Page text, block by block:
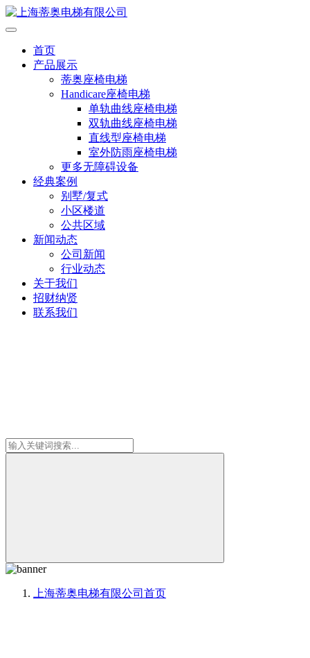
首页
产品展示
蒂奥座椅电梯
Handicare座椅电梯
单轨曲线座椅电梯
双轨曲线座椅电梯
直线型座椅电梯
室外防雨座椅电梯
更多无障碍设备
经典案例
别墅/复式
小区楼道
公共区域
新闻动态
公司新闻
行业动态
关于我们
招财纳贤
联系我们
上海蒂奥电梯有限公司 首页